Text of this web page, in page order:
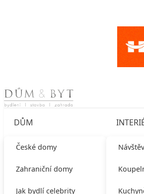
Skip to content
DŮM
České domy
Zahraniční domy
Jak bydlí celebrity